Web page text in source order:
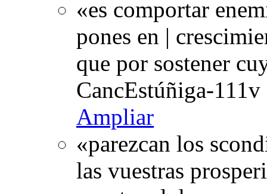
«es comportar
pones en |
que por sostener
CancEstúñiga-
Ampliar
«parezcan los
las vuestras